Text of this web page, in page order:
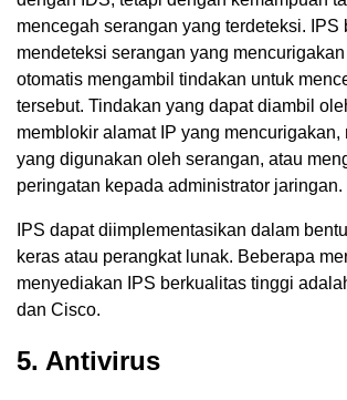
mencegah serangan yang terdeteksi. IPS
mendeteksi serangan yang
otomatis mengambil tindakan untuk
tersebut. Tindakan yang dapat diambil
memblokir alamat IP yang mencurigakan,
yang digunakan oleh serangan, atau
peringatan kepada administrator jaringan.
IPS dapat diimplementasikan dalam
keras atau perangkat lunak. Beberapa
menyediakan IPS berkualitas tinggi
dan Cisco.
5. Antivirus